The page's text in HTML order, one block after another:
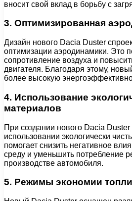
вносит свой вклад в борьбу с
3. Оптимизированная
Дизайн нового Dacia Duster
оптимизации аэродинамики. Это
сопротивление воздуха и
двигателя. Благодаря этому,
более высокую
4. Использование
материалов
При создании нового Dacia Duster
использовании экологически
помогает снизить негативное
среду и уменьшить потребление
производстве автомобиля.
5. Режимы экономии